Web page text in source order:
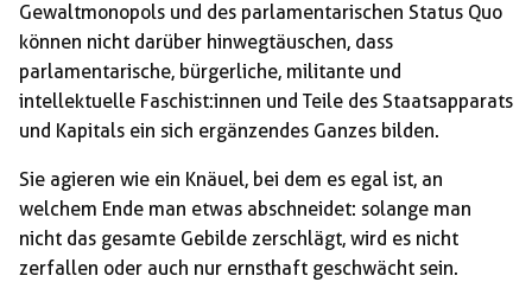
Gewaltmonopols und des parlamentarischen Status Quo
können nicht darüber hinwegtäuschen, dass
parlamentarische, bürgerliche, militante und
intellektuelle Faschist:innen und Teile des Staatsapparats
und Kapitals ein sich ergänzendes Ganzes bilden.
Sie agieren wie ein Knäuel, bei dem es egal ist, an
welchem Ende man etwas abschneidet: solange man
nicht das gesamte Gebilde zerschlägt, wird es nicht
zerfallen oder auch nur ernsthaft geschwächt sein.